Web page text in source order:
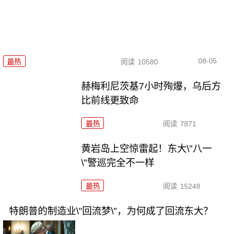
最热 阅读 10580 08-05
赫梅利尼茨基7小时殉爆，乌后方
比前线更致命
最热 阅读 7871
黄岩岛上空惊雷起！东大\"八一
\"警巡完全不一样
最热 阅读 15248
特朗普的制造业\"回流梦\"，为何成了回流东大？